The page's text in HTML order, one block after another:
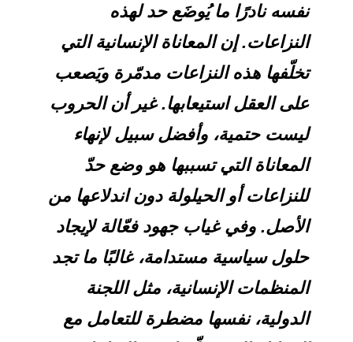
نفسه نادرًا ما يُوضَع حد لهذه
النزاعات. إن المعاناة الإنسانية التي
تخلّفها هذه النزاعات مدمّرة ويَصعب
على العقل استيعابها. غير أن الحروب
ليست حتمية، وأفضل سبيل لإنهاء
المعاناة التي تسببها هو وضع حدّ
للنزاعات أو الحيلولة دون اندلاعها من
الأصل. وفي غياب جهود فعّالة لإيجاد
حلول سياسية مستدامة، غالبًا ما تجد
المنظمات الإنسانية، مثل اللجنة
الدولية، نفسها مضطرة للتعامل مع